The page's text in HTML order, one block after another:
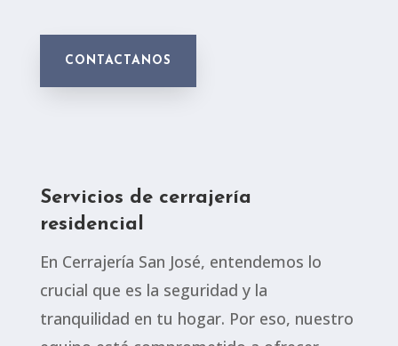
CONTACTANOS
Servicios de cerrajería
residencial
En Cerrajería San José, entendemos lo
crucial que es la seguridad y la
tranquilidad en tu hogar. Por eso, nuestro